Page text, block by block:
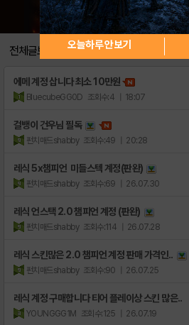
전체글보기
에메 계정 삽니다 최소 10만원
BluecubeGG0D 조회수:4 | 18:07
걸뱅이 건우님 필독
펀치매드shabby 조회수:49 | 20:28
레식 5x챔피언 미들스텍 계정(판완)
펀치매드shabby 조회수:69 | 26.07.30
레식 언스택 2.0 챔피언 계정 (판완)
펀치매드shabby 조회수:114 | 26.07.28
레식 스킨많은 2.0 챔피언 계정 판매 가격인..
펀치매드shabby 조회수:90 | 26.07.25
레식 계정 구매합니다 티어 플레이상 스킨 많은..
YOUNGGG1M 조회수:125 | 26.07.19
오늘하루 안보기